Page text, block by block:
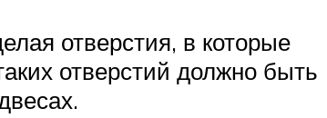
отверстия, в которые
отверстий должно быть